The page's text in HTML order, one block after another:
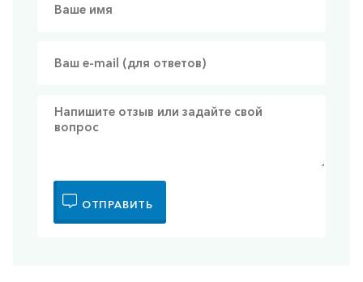
ОТПРАВИТЬ